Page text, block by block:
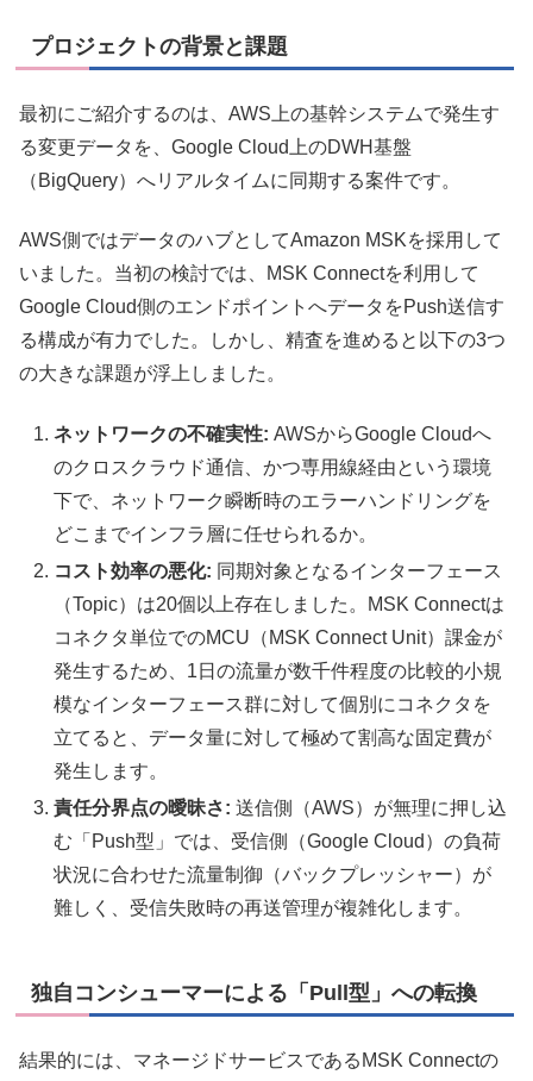
プロジェクトの背景と課題
最初にご紹介するのは、AWS上の基幹システムで発生す
る変更データを、Google Cloud上のDWH基盤
（BigQuery）へリアルタイムに同期する案件です。
AWS側ではデータのハブとしてAmazon MSKを採用して
いました。当初の検討では、MSK Connectを利用して
Google Cloud側のエンドポイントへデータをPush送信す
る構成が有力でした。しかし、精査を進めると以下の3つ
の大きな課題が浮上しました。
ネットワークの不確実性: AWSからGoogle Cloudへ
のクロスクラウド通信、かつ専用線経由という環境
下で、ネットワーク瞬断時のエラーハンドリングを
どこまでインフラ層に任せられるか。
コスト効率の悪化: 同期対象となるインターフェース
（Topic）は20個以上存在しました。MSK Connectは
コネクタ単位でのMCU（MSK Connect Unit）課金が
発生するため、1日の流量が数千件程度の比較的小規
模なインターフェース群に対して個別にコネクタを
立てると、データ量に対して極めて割高な固定費が
発生します。
責任分界点の曖昧さ: 送信側（AWS）が無理に押し込
む「Push型」では、受信側（Google Cloud）の負荷
状況に合わせた流量制御（バックプレッシャー）が
難しく、受信失敗時の再送管理が複雑化します。
独自コンシューマーによる「Pull型」への転換
結果的には、マネージドサービスであるMSK Connectの